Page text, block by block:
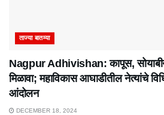
ताज्या बातम्या
Nagpur Adhivishan: कापूस,
मिळावा; महाविकास आघाडीतील नेत्यांचे
आंदोलन
DECEMBER 18, 2024